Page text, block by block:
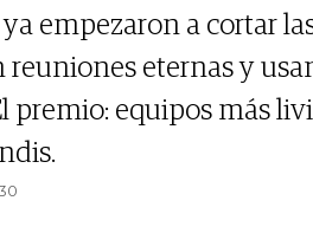
empezaron a cortar
reuniones eternas y
premio: equipos más